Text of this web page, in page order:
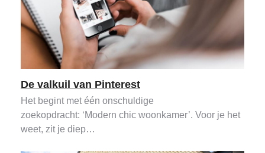
De valkuil van Pinterest
Het begint met één onschuldige
zoekopdracht: ‘Modern chic woonkamer’. Voor je het
weet, zit je diep…